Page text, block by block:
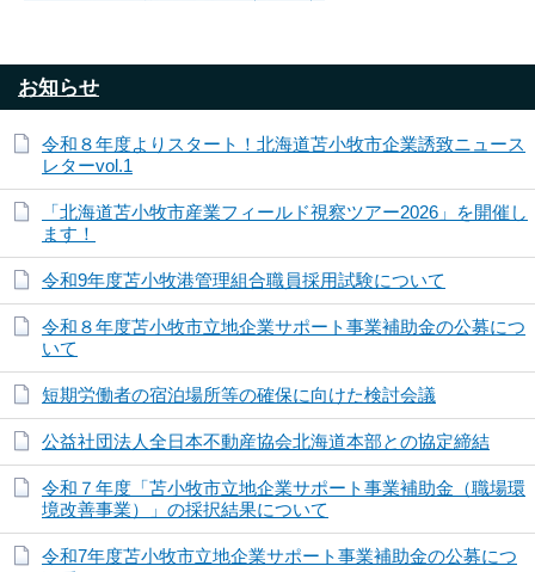
お知らせ
令和８年度よりスタート！北海道苫小牧市企業誘致ニュース
レターvol.1
「北海道苫小牧市産業フィールド視察ツアー2026」を開催し
ます！
令和9年度苫小牧港管理組合職員採用試験について
令和８年度苫小牧市立地企業サポート事業補助金の公募につ
いて
短期労働者の宿泊場所等の確保に向けた検討会議
公益社団法人全日本不動産協会北海道本部との協定締結
令和７年度「苫小牧市立地企業サポート事業補助金（職場環
境改善事業）」の採択結果について
令和7年度苫小牧市立地企業サポート事業補助金の公募につ